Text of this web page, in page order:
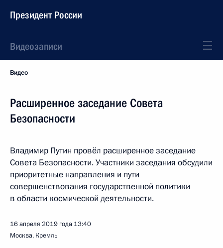
Президент России
Видеозаписи
Видео
Расширенное заседание Совета
Безопасности
Владимир Путин провёл расширенное заседание
Совета Безопасности. Участники заседания обсудили
приоритетные направления и пути
совершенствования государственной политики
в области космической деятельности.
16 апреля 2019 года 13:40
Москва, Кремль